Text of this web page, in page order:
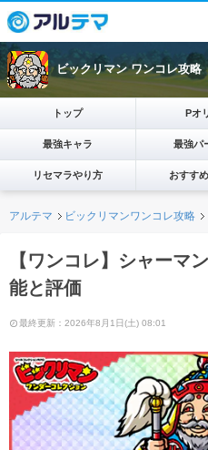
ビックリマン ワンコレ攻略
トップ Pオ
最強キャラ 最強パ
リセマラやり方 おすす
アルテマ ビックリマンワンコレ攻略
【ワンコレ】シャーマ
能と評価
最終更新：2026年8月1日(土) 08:01